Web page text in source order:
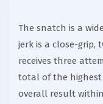
The snatch is a
jerk is a close-grip,
receives three
total of the highest
overall result